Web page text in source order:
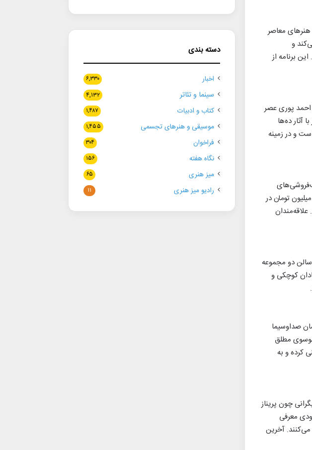
بهرام دبیری» روز سه‌شنبه ۲۷ آبان ۱۴۰۴ در موزه هنرهای معاصر
و
برنامه از
احمد پوری عصر
آثار ده‌ها
است و در زمینه
کتاب ۱۴۰۴» از ۲۵ تا ۳۰ آبان در کتاب‌فروشی‌های
تا سقف یک میلیون تومان در
شد. علاقه‌مندان
و کارگردانی حسین میرزایی از ۲۹ آبان تا ۱۵ آذر هر شب ساعت ۲۱ در سالن دو مجموعه
شادان کوچکی و
در مسجد بلال سازمان صداوسیما
مطلق
کرده و به
چون پریناز
معرفی
می‌کنند. آخرین
دسته بندی
اخبار ۶,۳۳۰
سینما و تئاتر ۴,۱۳۲
کتاب و ادبیات ۱,۴۸۷
موسیقی و هنرهای تجسمی ۱,۴۵۵
فراخوان ۳۰۴
نگاه هفته ۱۵۶
میز هنری ۶۵
رادیو میز هنری ۱۱